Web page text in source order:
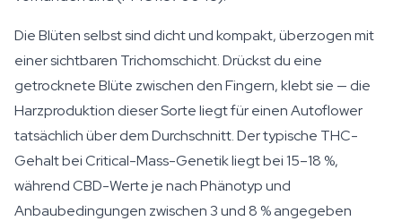
Die Blüten selbst sind dicht und kompakt, überzogen mit
einer sichtbaren Trichomschicht. Drückst du eine
getrocknete Blüte zwischen den Fingern, klebt sie — die
Harzproduktion dieser Sorte liegt für einen Autoflower
tatsächlich über dem Durchschnitt. Der typische THC-
Gehalt bei Critical-Mass-Genetik liegt bei 15–18 %,
während CBD-Werte je nach Phänotyp und
Anbaubedingungen zwischen 3 und 8 % angegeben